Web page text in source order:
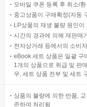
모바일 쿠폰 등록 후 취소/
중고상품이 구매확정(자동
LP상품의 재생 불량 원인
시간의 경과에 의해 재판매
전자상거래 등에서의 소비
eBook 세트 상품은 일괄 구
1개의 상품으로 취급 및 판
우, 세트 상품 전부 및 세트
상품의 불량에 의한 반품,
준하여 처리됨